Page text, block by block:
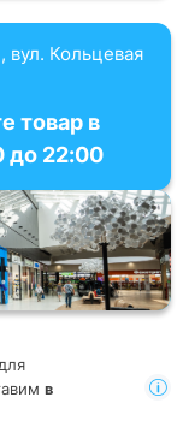
вул. Кольцевая
товар в
до 22:00
для
в